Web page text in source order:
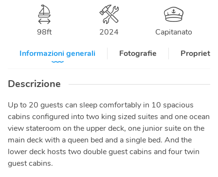
98ft 2024
Capitanato
Informazioni generali
Fotografie
Descrizione
Up to 20 guests can sleep comfortably in 10 spacious
cabins configured into two king sized suites and one ocean
view stateroom on the upper deck, one junior suite on the
main deck with a queen bed and a single bed. And the
lower deck hosts two double guest cabins and four twin
guest cabins.